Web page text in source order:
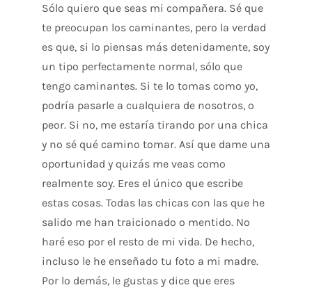
Sólo quiero que seas mi compañera. Sé que
te preocupan los caminantes, pero la verdad
es que, si lo piensas más detenidamente, soy
un tipo perfectamente normal, sólo que
tengo caminantes. Si te lo tomas como yo,
podría pasarle a cualquiera de nosotros, o
peor. Si no, me estaría tirando por una chica
y no sé qué camino tomar. Así que dame una
oportunidad y quizás me veas como
realmente soy. Eres el único que escribe
estas cosas. Todas las chicas con las que he
salido me han traicionado o mentido. No
haré eso por el resto de mi vida. De hecho,
incluso le he enseñado tu foto a mi madre.
Por lo demás, le gustas y dice que eres